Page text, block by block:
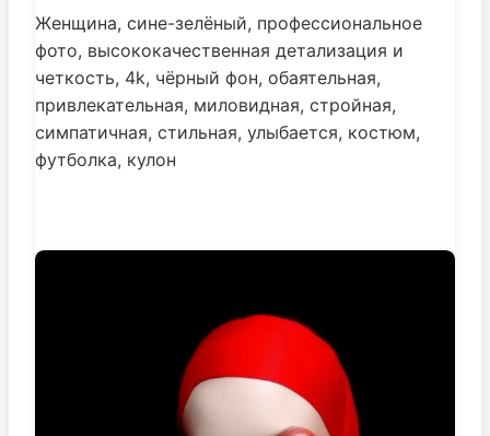
Женщина, сине-зелёный, профессиональное
фото, высококачественная детализация и
четкость, 4k, чёрный фон, обаятельная,
привлекательная, миловидная, стройная,
симпатичная, стильная, улыбается, костюм,
футболка, кулон